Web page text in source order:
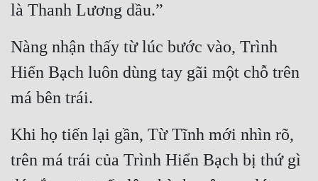
Cạnh Kỹ
Cổ Tiên Hiệp
Cổ Đại
Du Hí
Dã Sử
Dị Giới
là Thanh Lương dầu.”
Nàng nhận thấy từ lúc bước vào, Trình
Hiển Bạch luôn dùng tay gãi một chỗ trên
má bên trái.
Khi họ tiến lại gần, Từ Tĩnh mới nhìn rõ,
trên má trái của Trình Hiển Bạch bị thứ gì